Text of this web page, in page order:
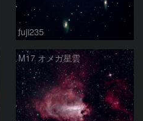
fuji235
M17 オメガ星雲